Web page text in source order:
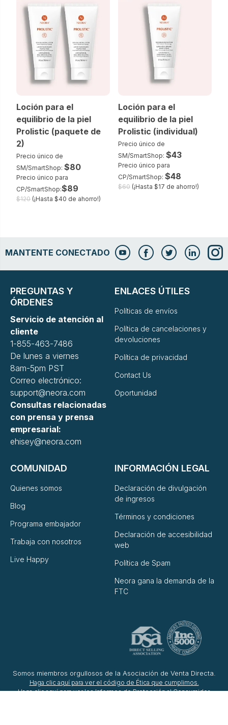
Loción para el
equilibrio de la piel
Prolistic (paquete de
2)
Precio único de
SM/SmartShop: $80
Precio único para
CP/SmartShop:$89
$120 (¡Hasta $40 de ahorro!)
Loción para el
equilibrio de la piel
Prolistic (individual)
Precio único de
SM/SmartShop: $43
Precio único para
CP/SmartShop: $48
$60 (¡Hasta $17 de ahorro!)
MANTENTE CONECTADO
PREGUNTAS Y
ÓRDENES
Servicio de atención al
cliente
1-855-463-7486
De lunes a viernes
8am-5pm PST
Correo electrónico:
support@neora.com
Consultas relacionadas
con prensa y prensa
empresarial:
ehisey@neora.com
ENLACES ÚTILES
Políticas de envíos
Política de cancelaciones y
devoluciones
Política de privacidad
Contact Us
Oportunidad
COMUNIDAD
Quienes somos
Blog
Programa embajador
Trabaja con nosotros
Live Happy
INFORMACIÓN LEGAL
Declaración de divulgación
de ingresos
Términos y condiciones
Declaración de accesibilidad
web
Política de Spam
Neora gana la demanda de la
FTC
Somos miembros orgullosos de la Asociación de Venta Directa.
Haga clic aquí para ver el código de Ética que cumplimos.
Haga clic aquí para ver los Informes de Protección al Consumidor.